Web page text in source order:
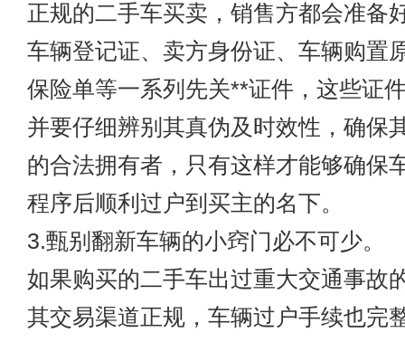
正规的二手车买卖，销售方都会准备
车辆登记证、卖方身份证、车辆购置
保险单等一系列先关**证件，这些证
并要仔细辨别其真伪及时效性，确保
的合法拥有者，只有这样才能够确保
程序后顺利过户到买主的名下。
3.甄别翻新车辆的小窍门必不可少。
如果购买的二手车出过重大交通事故
其交易渠道正规，车辆过户手续也完